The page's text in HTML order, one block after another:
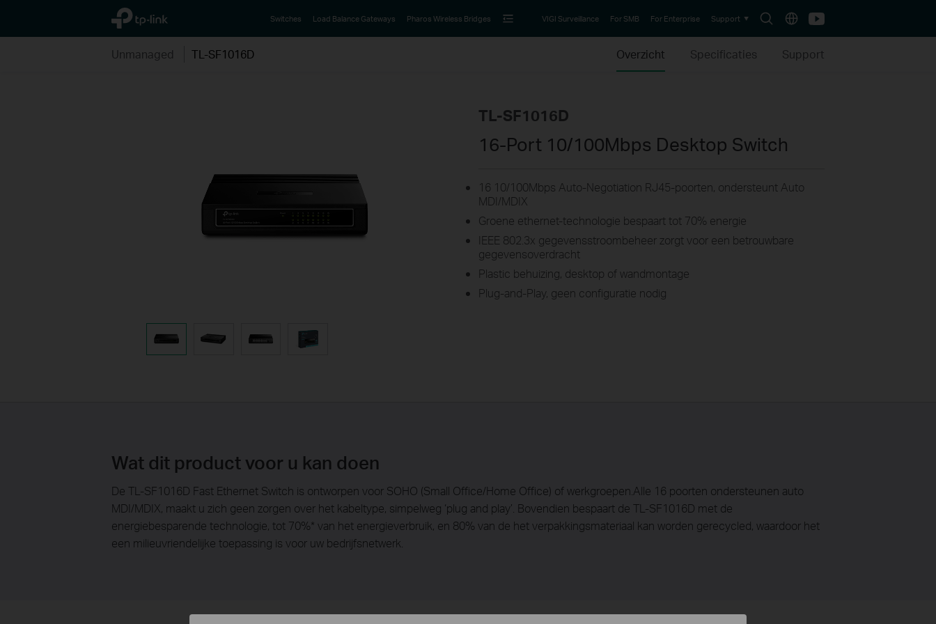
TP-Link, Reliably Smart
SearchChooseYoutube
Switches Load Balance Gateways Pharos Wireless Bridges VIGI Surveillance For SMB For Enterprise Support
Unmanaged TL-SF1016D Overzicht Specificaties Support
TL-SF1016D
16-Port 10/100Mbps Desktop Switch
16 10/100Mbps Auto-Negotiation RJ45-poorten, ondersteunt Auto
MDI/MDIX
Groene ethernet-technologie bespaart tot 70% energie
IEEE 802.3x gegevensstroombeheer zorgt voor een betrouwbare
gegevensoverdracht
Plastic behuizing, desktop of wandmontage
Plug-and-Play, geen configuratie nodig
Wat dit product voor u kan doen
De TL-SF1016D Fast Ethernet Switch is ontworpen voor SOHO (Small Office/Home Office) of werkgroepen.Alle 16 poorten ondersteunen auto
MDI/MDIX, maakt u zich geen zorgen over het kabeltype, simpelweg ‘plug and play’. Bovendien bespaart de TL-SF1016D met de
energiebesparende technologie, tot 70%* van het energieverbruik, en 80% van de het verpakkingsmateriaal kan worden gerecycled, waardoor het
een milieuvriendelijke toepassing is voor uw bedrijfsnetwerk.